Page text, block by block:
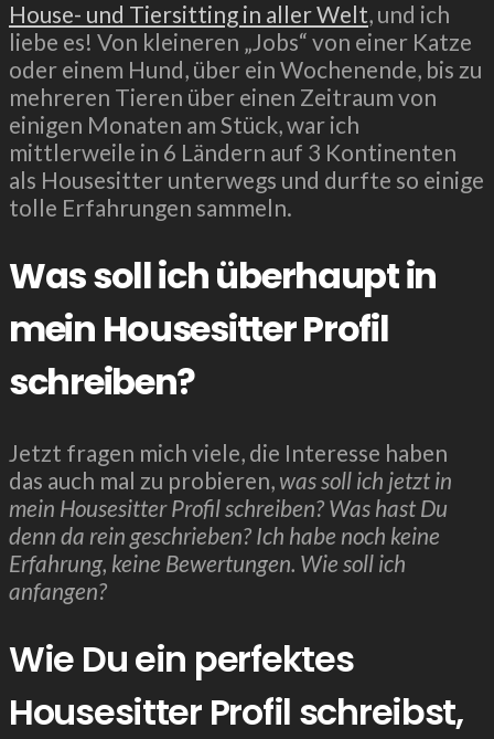
House- und Tiersitting in aller Welt, und ich
liebe es! Von kleineren „Jobs“ von einer Katze
oder einem Hund, über ein Wochenende, bis zu
mehreren Tieren über einen Zeitraum von
einigen Monaten am Stück, war ich
mittlerweile in 6 Ländern auf 3 Kontinenten
als Housesitter unterwegs und durfte so einige
tolle Erfahrungen sammeln.
Was soll ich überhaupt in
mein Housesitter Profil
schreiben?
Jetzt fragen mich viele, die Interesse haben
das auch mal zu probieren, was soll ich jetzt in
mein Housesitter Profil schreiben? Was hast Du
denn da rein geschrieben? Ich habe noch keine
Erfahrung, keine Bewertungen. Wie soll ich
anfangen?
Wie Du ein perfektes
Housesitter Profil schreibst,